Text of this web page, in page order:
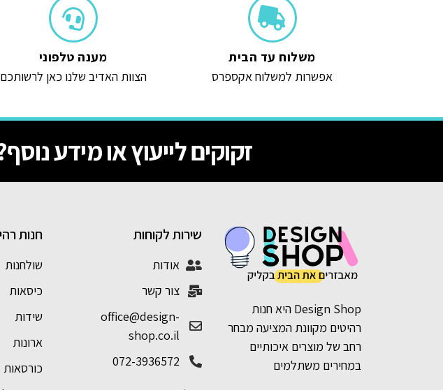
משלוח עד הבית
אפשרות למשלוח אקספרס
מענה טלפוני
הצוות האדיב שלנו כאן לרשותכם
זקוקים לייעוץ או מידע
Design Shop היא חנות
רהיטים מקוונת המציעה מבחר
רחב של מוצרים איכותיים
במחירים משתלמים
שירות לקוחות
אודות
צור קשר
office@design-
shop.co.il
072-3936572
חנות
שולחנות
כיסאות
שידות
ארונות
כורסאות